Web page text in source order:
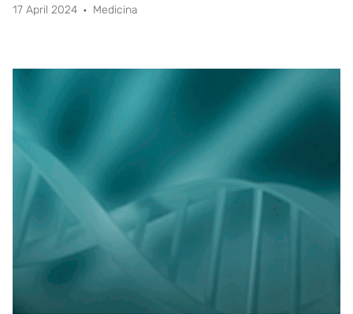
17 April 2024 Medicina